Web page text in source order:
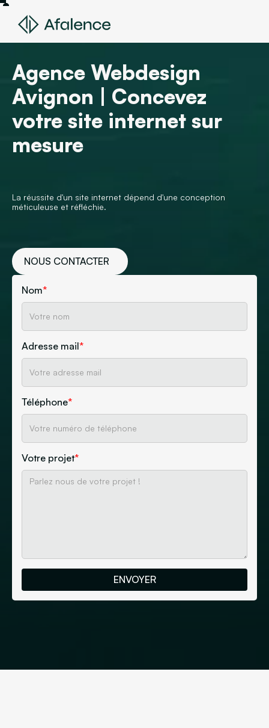
Agence Webdesign
Avignon | Concevez
votre site internet sur
mesure
La réussite d'un site internet dépend d'une conception
méticuleuse et réfléchie.
NOUS CONTACTER
Nom*
Adresse mail*
Téléphone*
Votre projet*